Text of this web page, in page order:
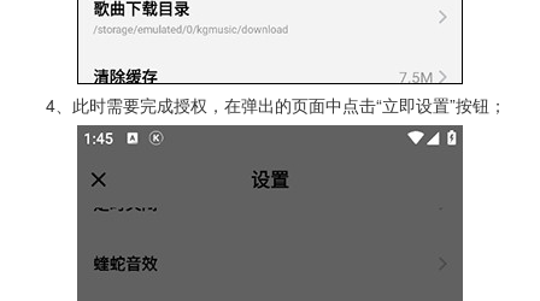
4、此时需要完成授权，在弹出的页面中点击“立即设置”按钮；